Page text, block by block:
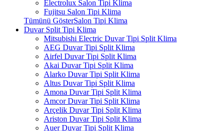
Electrolux Salon Tipi Klima
Fujitsu Salon Tipi Klima
Tümünü GösterSalon Tipi Klima
Duvar Split Tipi Klima
Mitsubishi Electric Duvar Tipi Split Klima
AEG Duvar Tipi Split Klima
Airfel Duvar Tipi Split Klima
Akai Duvar Tipi Split Klima
Alarko Duvar Tipi Split Klima
Altus Duvar Tipi Split Klima
Amona Duvar Tipi Split Klima
Amcor Duvar Tipi Split Klima
Arçelik Duvar Tipi Split Klima
Ariston Duvar Tipi Split Klima
Auer Duvar Tipi Split Klima